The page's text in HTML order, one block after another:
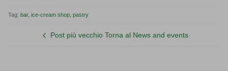
Tag: bar ice-cream shop pastry
Post più vecchio Torna al News and events